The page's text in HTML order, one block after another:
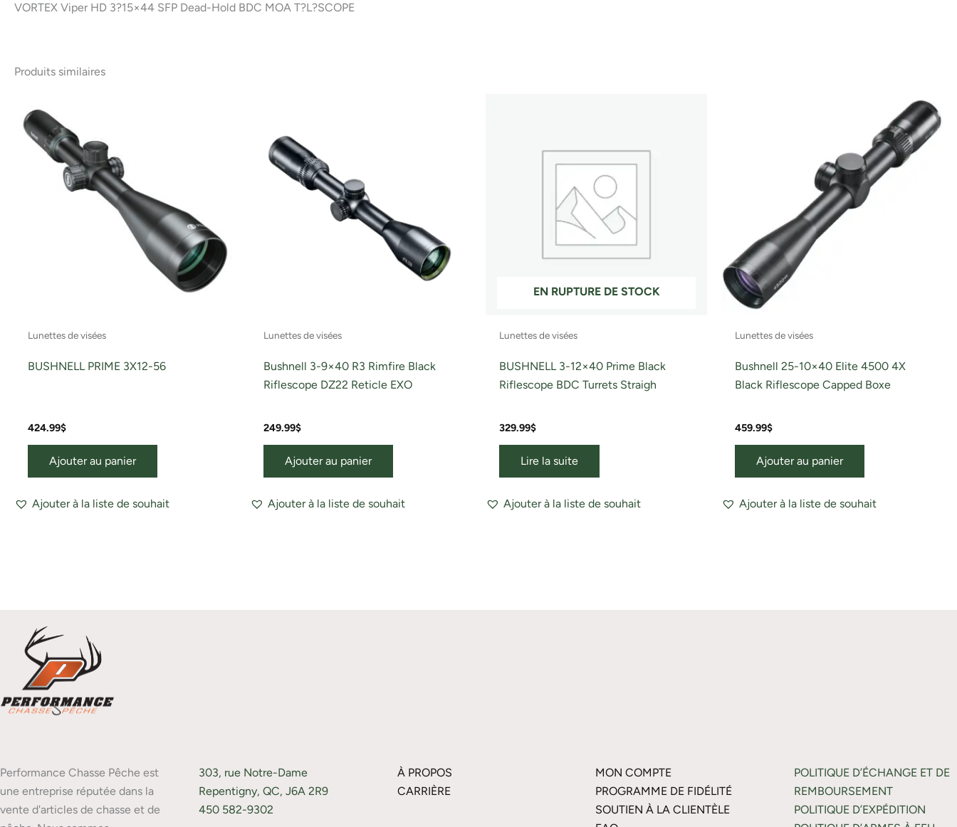
VORTEX Viper HD 3?15×44 SFP Dead-Hold BDC MOA T?L?SCOPE
Produits similaires
Lunettes de visées
BUSHNELL PRIME 3X12-56
424.99$
Ajouter au panier
Ajouter à la liste de souhait
Lunettes de visées
Bushnell 3-9×40 R3 Rimfire Black
Riflescope DZ22 Reticle EXO
249.99$
Ajouter au panier
Ajouter à la liste de souhait
EN RUPTURE DE STOCK
Lunettes de visées
BUSHNELL 3-12×40 Prime Black
Riflescope BDC Turrets Straigh
329.99$
Lire la suite
Ajouter à la liste de souhait
Lunettes de visées
Bushnell 25-10×40 Elite 4500 4X
Black Riflescope Capped Boxe
459.99$
Ajouter au panier
Ajouter à la liste de souhait
Performance Chasse Pêche est
une entreprise réputée dans la
vente d'articles de chasse et de
303, rue Notre-Dame
Repentigny, QC, J6A 2R9
450 582-9302
À PROPOS
CARRIÈRE
MON COMPTE
PROGRAMME DE FIDÉLITÉ
SOUTIEN À LA CLIENTÈLE
POLITIQUE D’ÉCHANGE ET DE
REMBOURSEMENT
POLITIQUE D’EXPÉDITION